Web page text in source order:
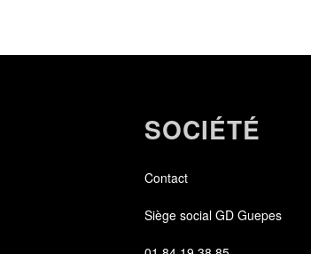
SOCIÉTÉ
Contact
Siège social GD Guepes